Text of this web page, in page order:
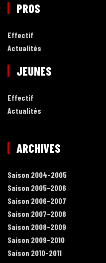
PROS
Effectif
Actualités
JEUNES
Effectif
Actualités
ARCHIVES
Saison 2004-2005
Saison 2005-2006
Saison 2006-2007
Saison 2007-2008
Saison 2008-2009
Saison 2009-2010
Saison 2010-2011